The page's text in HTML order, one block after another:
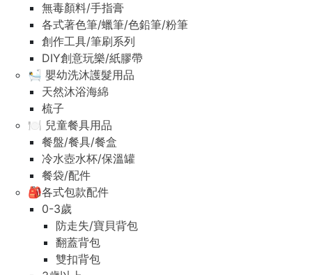
無毒顏料/手指膏
各式著色筆/蠟筆/色鉛筆/粉筆
創作工具/筆刷系列
DIY創意玩樂/紙膠帶
🛀 嬰幼洗沐護髮用品
天然沐浴海綿
梳子
🍽️ 兒童餐具用品
餐盤/餐具/餐盒
冷水壺水杯/保溫罐
餐袋/配件
🎒各式包款配件
0-3歲
防走失/寶貝背包
翻蓋背包
雙扣背包